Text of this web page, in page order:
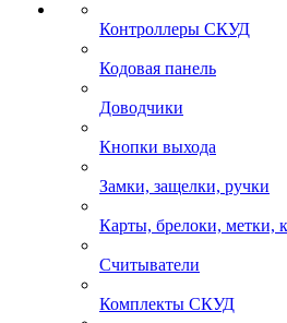
Контроллеры СКУД
Кодовая панель
Доводчики
Кнопки выхода
Замки, защелки, ручки
Карты, брелоки, метки,
Считыватели
Комплекты СКУД